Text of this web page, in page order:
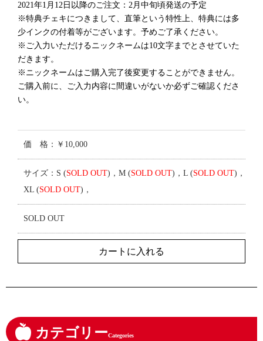
2021年1月12日以降のご注文：2月中旬頃発送の予定
※特典チェキにつきまして、直筆という特性上、特典には多
少インクの付着等がございます。予めご了承ください。
※ご入力いただけるニックネームは10文字までとさせていた
だきます。
※ニックネームはご購入完了後変更することができません。
ご購入前に、ご入力内容に間違いがないか必ずご確認くださ
い。
価 格：￥10,000
サイズ：S (SOLD OUT)，M (SOLD OUT)，L (SOLD OUT)，
XL (SOLD OUT)，
SOLD OUT
カテゴリーCategories